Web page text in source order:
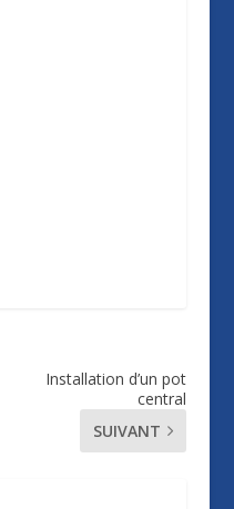
Installation d’un pot
central
SUIVANT